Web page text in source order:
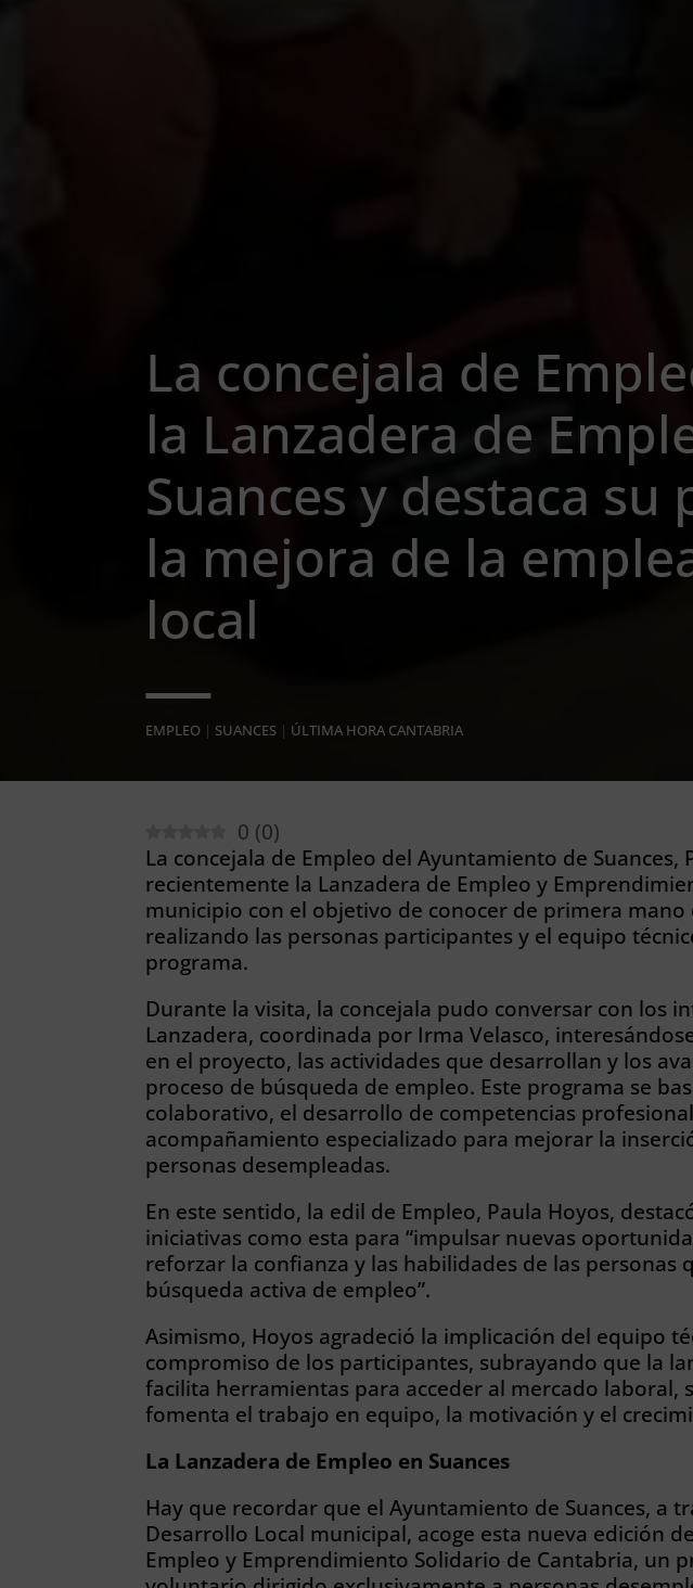
La concejala de
la Lanzadera de
Suances y destaca su
la mejora de la
local
EMPLEO | SUANCES | ÚLTIMA HORA CANTABRIA
0 (0)
La concejala de Empleo del Ayuntamiento de Suances,
recientemente la Lanzadera de Empleo y
municipio con el objetivo de conocer de primera
realizando las personas participantes y el equipo
programa.
Durante la visita, la concejala pudo conversar con los
Lanzadera, coordinada por Irma Velasco,
en el proyecto, las actividades que desarrollan y los
proceso de búsqueda de empleo. Este programa se
colaborativo, el desarrollo de competencias
acompañamiento especializado para mejorar la
personas desempleadas.
En este sentido, la edil de Empleo, Paula Hoyos,
iniciativas como esta para “impulsar nuevas
reforzar la confianza y las habilidades de las personas
búsqueda activa de empleo”.
Asimismo, Hoyos agradeció la implicación del equipo
compromiso de los participantes, subrayando que la
facilita herramientas para acceder al mercado laboral,
fomenta el trabajo en equipo, la motivación y el
La Lanzadera de Empleo en Suances
Hay que recordar que el Ayuntamiento de Suances, a
Desarrollo Local municipal, acoge esta nueva edición
Empleo y Emprendimiento Solidario de Cantabria, un